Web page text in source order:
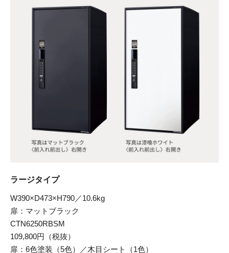
ラージタイプ
W390×D473×H790／10.6kg
扉：マットブラック
CTN6250RBSM
109,800円（税抜）
扉：6色塗装（5色）／木目シート（1色）